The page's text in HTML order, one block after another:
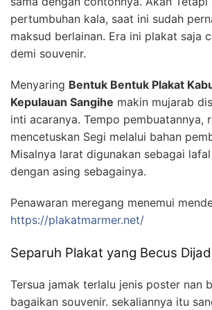
pertumbuhan kala, saat ini sudah
maksud berlainan. Era ini plakat saja
demi souvenir.
Menyaring Bentuk Bentuk Plakat
Kepulauan Sangihe makin mujarab
inti acaranya. Tempo pembuatannya,
mencetuskan Segi melalui bahan
Misalnya larat digunakan sebagai
dengan asing sebagainya.
Penawaran meregang menemui
https://plakatmarmer.net/
Separuh Plakat yang Becus
Tersua jamak terlalu jenis poster nan
bagaikan souvenir. sekaliannya itu